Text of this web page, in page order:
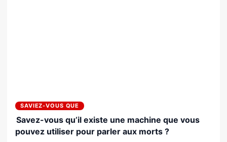
SAVIEZ-VOUS QUE
Savez-vous qu’il existe une machine que vous
pouvez utiliser pour parler aux morts ?